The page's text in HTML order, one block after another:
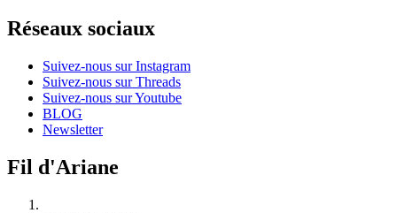
Réseaux sociaux
Suivez-nous sur Instagram
Suivez-nous sur Threads
Suivez-nous sur Youtube
BLOG
Newsletter
Fil d'Ariane